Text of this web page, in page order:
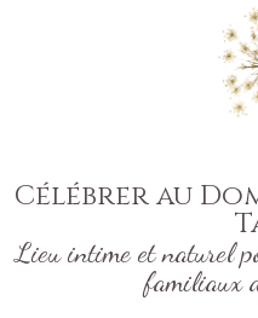
Célébrer au
Lieu intime et naturel
familiaux